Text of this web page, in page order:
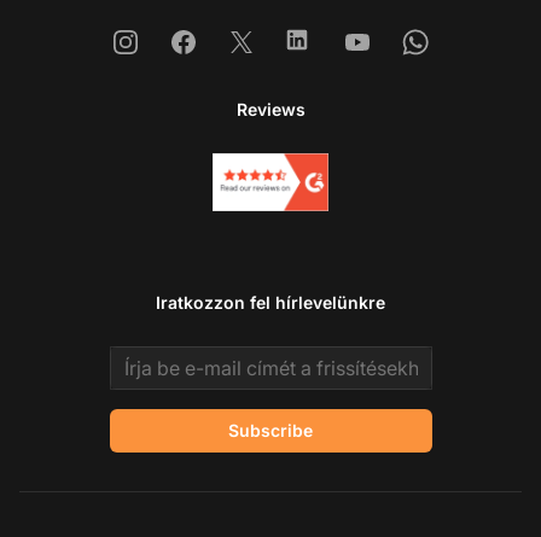
InstagramFacebook
X LinkedinYoutubeWhatsapp
Reviews
Iratkozzon fel hírlevelünkre
Email address
Subscribe